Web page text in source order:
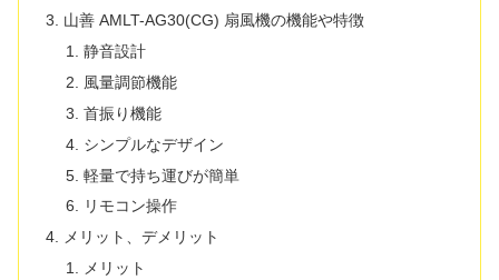
山善 AMLT-AG30(CG) 扇風機の機能や特徴
静音設計
風量調節機能
首振り機能
シンプルなデザイン
軽量で持ち運びが簡単
リモコン操作
メリット、デメリット
メリット